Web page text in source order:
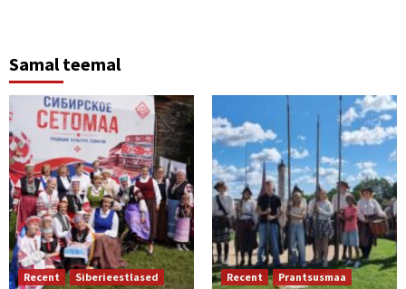
Samal teemal
Recent Siberieestlased Recent Prantsusmaa